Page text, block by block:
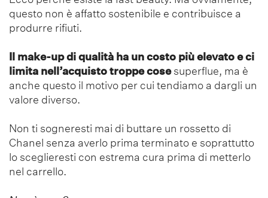
questo non è affatto sostenibile e contribuisce a
produrre rifiuti.
Il make-up di qualità ha un costo più elevato e ci
limita nell’acquisto troppe cosesuperflue, ma è
anche questo il motivo per cui tendiamo a dargli un
valore diverso.
Non ti sogneresti mai di buttare un rossetto di
Chanel senza averlo prima terminato e soprattutto
lo sceglieresti con estrema cura prima di metterlo
nel carrello.